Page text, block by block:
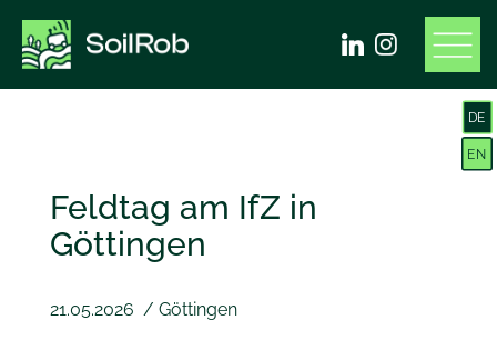
DE
EN
Feldtag am IfZ in
Göttingen
21.05.2026 / Göttingen